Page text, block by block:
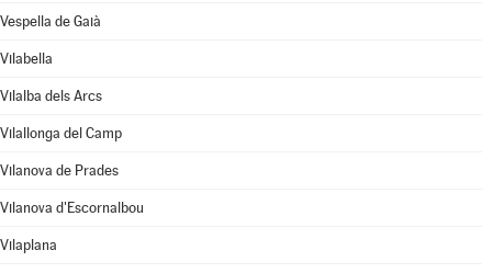
Vespella de Gaià
Vilabella
Vilalba dels Arcs
Vilallonga del Camp
Vilanova de Prades
Vilanova d'Escornalbou
Vilaplana